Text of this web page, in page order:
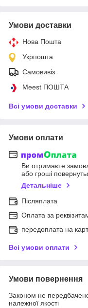
Умови доставки
Нова Пошта
Укрпошта
Самовивіз
Meest ПОШТА
Всі умови доставки
Умови оплати
Ви отримаєте
або гроші
Детальніше
Післяплата
Оплата за
передоплата на
Всі умови оплати
Умови повернення
Законом не
належної якості